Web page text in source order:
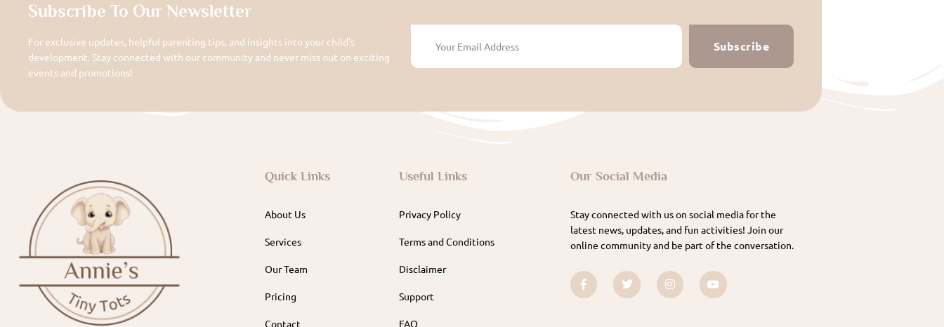
Subscribe To Our Newsletter
For exclusive updates, helpful parenting tips, and insights into your child's
development. Stay connected with our community and never miss out on exciting
events and promotions!
Subscribe
Quick Links
About Us
Services
Our Team
Pricing
Contact
Useful Links
Privacy Policy
Terms and Conditions
Disclaimer
Support
FAQ
Our Social Media
Stay connected with us on social media for the
latest news, updates, and fun activities! Join our
online community and be part of the conversation.